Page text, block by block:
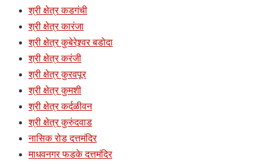
श्री क्षेत्र कडगंची
श्री क्षेत्र कारंजा
श्री क्षेत्र कुबेरेश्र्वर बडोदा
श्री क्षेत्र करंजी
श्री क्षेत्र कुरवपूर
श्री क्षेत्र कुमशी
श्री क्षेत्र कर्दळीवन
श्री क्षेत्र कुरुंदवाड
नासिक रोड दत्तमंदिर
माधवनगर फडके दत्तमंदिर